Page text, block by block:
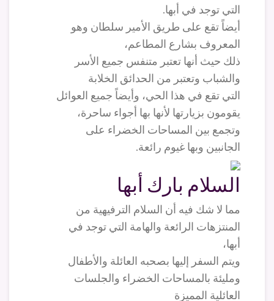
التي توجد في أبها.
أيضاً تقع على طريق الأمير سلطان وهو
المعروف بشارع المطاعم،
ذلك حيث أنها تعتبر متنفس جميع الأسر
والشباب وتعتبر من الحدائق الخلابة
التي تقع في هذا الحي، وأيضاً جميع العوائل
يقومون بزيارتها لأنها بها أجواء ساحرة،
وتجمع بين المساحات الخضراء على
الجانبين وبها غيوم رائعة.
السلام بارك أبها
مما لا شك فيه أن السلام الترفيهية من
المنتزهات الرائعة والهامة التي توجد في
أبها،
ويتم السفر إليها بصحبه العائلة والأطفال
ومليئة بالمساحات الخضراء والجلسات
العائلية المميزة